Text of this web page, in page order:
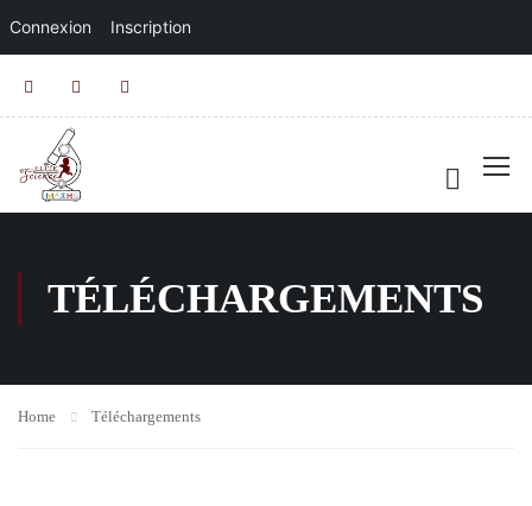
Connexion Inscription
TÉLÉCHARGEMENTS
Home Téléchargements